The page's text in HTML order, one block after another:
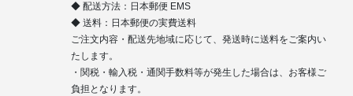
◆ 配送方法：日本郵便 EMS
◆ 送料：日本郵便の実費送料
ご注文内容・配送先地域に応じて、発送時に送料をご案内い
たします。
・関税・輸入税・通関手数料等が発生した場合は、お客様ご
負担となります。